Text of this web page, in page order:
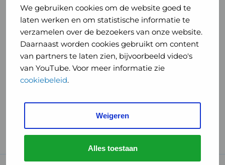
We gebruiken cookies om de website goed te
laten werken en om statistische informatie te
verzamelen over de bezoekers van onze website.
Daarnaast worden cookies gebruikt om content
van partners te laten zien, bijvoorbeeld video's
van YouTube. Voor meer informatie zie
cookiebeleid.
Weigeren
Alles toestaan
of
GGD
GHOR
Nederland
of
GGD
GHOR
Nederland
GGD Reizen op social media
GGD Reizen
GGD Reisvaccinaties